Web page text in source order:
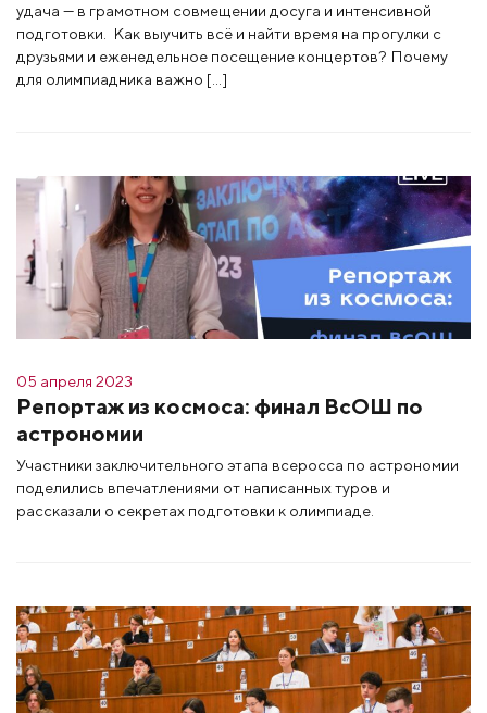
удача — в грамотном совмещении досуга и интенсивной
подготовки. Как выучить всё и найти время на прогулки с
друзьями и еженедельное посещение концертов? Почему
для олимпиадника важно […]
05 апреля 2023
Репортаж из космоса: финал ВсОШ по
астрономии
Участники заключительного этапа всеросса по астрономии
поделились впечатлениями от написанных туров и
рассказали о секретах подготовки к олимпиаде.